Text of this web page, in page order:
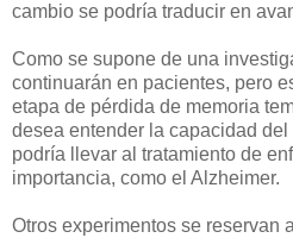
cambio se podría traducir en
Como se supone de una
continuarán en pacientes, pero
etapa de pérdida de memoria
desea entender la capacidad
podría llevar al tratamiento de
importancia, como el Alzheimer.
Otros experimentos se reservan